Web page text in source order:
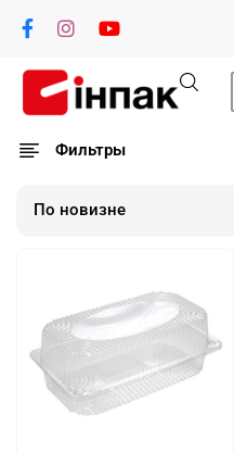
Фильтры